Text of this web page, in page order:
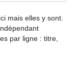
mais elles y sont.
par ligne : titre,